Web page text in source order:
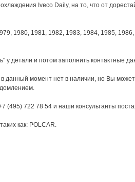
Iveco Daily, на то, что от
1980, 1981, 1982, 1983, 1984, 1985,
у детали и потом заполнить контактные
данный момент нет в наличии, но Вы
(495) 722 78 54 и наши консультанты
как: POLCAR.